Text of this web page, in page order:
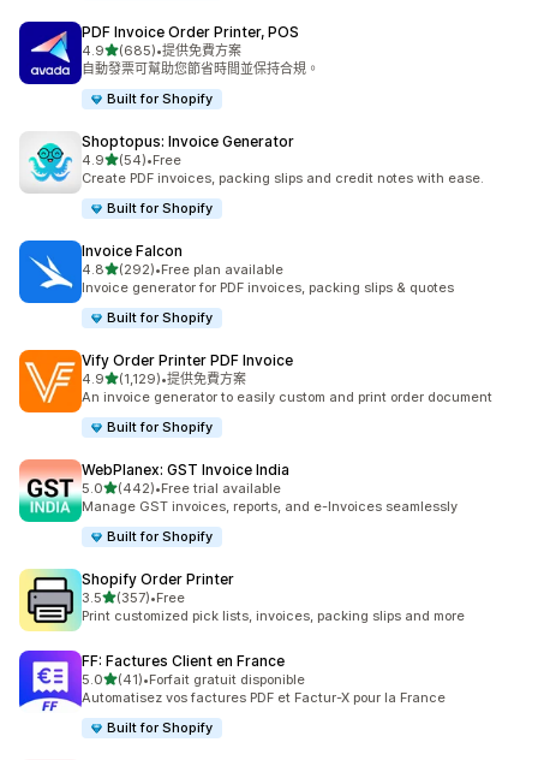
PDF Invoice Order Printer, POS
4.9滿分 5 顆星
(685)
共有 685 則評價
•提供免費方案
自動發票可幫助您節省時間並保持合規。
Built for Shopify
Shoptopus: Invoice Generator
4.9滿分 5 顆星
(54)
共有 54 則評價
•Free
Create PDF invoices, packing slips and credit notes with ease.
Built for Shopify
Invoice Falcon
4.8滿分 5 顆星
(292)
共有 292 則評價
•Free plan available
Invoice generator for PDF invoices, packing slips & quotes
Built for Shopify
Vify Order Printer PDF Invoice
4.9滿分 5 顆星
(1,129)
共有 1129 則評價
•提供免費方案
An invoice generator to easily custom and print order document
Built for Shopify
WebPlanex: GST Invoice India
5.0滿分 5 顆星
(442)
共有 442 則評價
•Free trial available
Manage GST invoices, reports, and e-Invoices seamlessly
Built for Shopify
Shopify Order Printer
3.5滿分 5 顆星
(357)
共有 357 則評價
•Free
Print customized pick lists, invoices, packing slips and more
FF: Factures Client en France
5.0滿分 5 顆星
(41)
共有 41 則評價
•Forfait gratuit disponible
Automatisez vos factures PDF et Factur-X pour la France
Built for Shopify